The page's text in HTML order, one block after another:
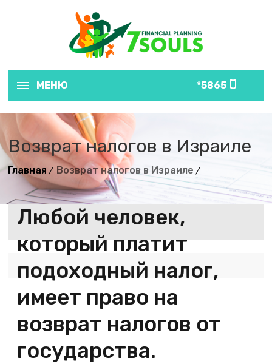
МЕНЮ 5865*
Возврат налогов в Израиле
Главная Возврат налогов в Израиле
Любой человек,
который платит
подоходный налог,
имеет право на
возврат налогов от
государства.